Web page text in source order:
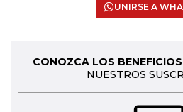
UNIRSE A
CONOZCA LOS
NUESTROS